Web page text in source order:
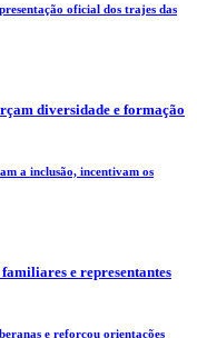
oficial dos trajes das
diversidade e formação
a inclusão, incentivam os
e representantes
e reforçou orientações